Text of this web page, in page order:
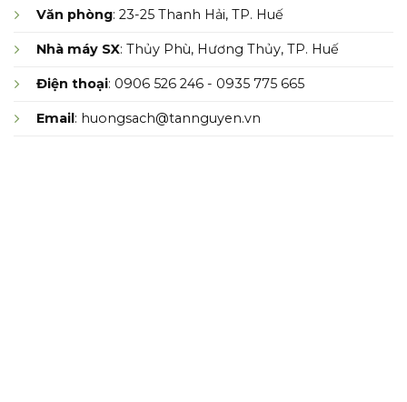
Văn phòng: 23-25 Thanh Hải, TP. Huế
Nhà máy SX: Thủy Phù, Hương Thủy, TP. Huế
Điện thoại: 0906 526 246 - 0935 775 665
Email: huongsach@tannguyen.vn